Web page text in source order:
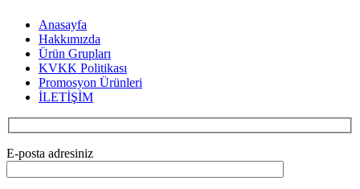
Anasayfa
Hakkımızda
Ürün Grupları
KVKK Politikası
Promosyon Ürünleri
İLETİŞİM
E-posta adresiniz